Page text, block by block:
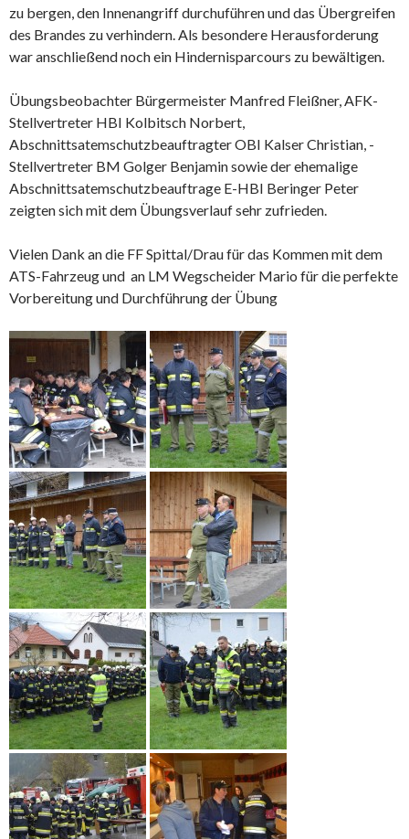
zu bergen, den Innenangriff durchuführen und das Übergreifen
des Brandes zu verhindern. Als besondere Herausforderung
war anschließend noch ein Hindernisparcours zu bewältigen.
Übungsbeobachter Bürgermeister Manfred Fleißner, AFK-
Stellvertreter HBI Kolbitsch Norbert,
Abschnittsatemschutzbeauftragter OBI Kalser Christian, -
Stellvertreter BM Golger Benjamin sowie der ehemalige
Abschnittsatemschutzbeauftrage E-HBI Beringer Peter
zeigten sich mit dem Übungsverlauf sehr zufrieden.
Vielen Dank an die FF Spittal/Drau für das Kommen mit dem
ATS-Fahrzeug und an LM Wegscheider Mario für die perfekte
Vorbereitung und Durchführung der Übung